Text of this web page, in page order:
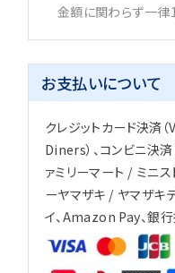
金額に関わらず一律
お支払いについて
クレジットカード決済
Diners）、コンビニ決
ァミリーマート / ミニ
ーヤマザキ / ヤマザキ
イ、Amazon Pay、銀